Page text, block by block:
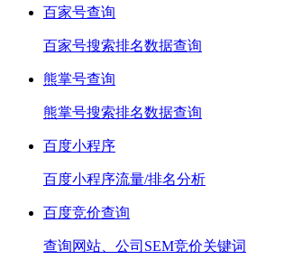
百家号查询
百家号搜索排名数据查询
熊掌号查询
熊掌号搜索排名数据查询
百度小程序
百度小程序流量/排名分析
百度竞价查询
查询网站、公司SEM竞价关键词